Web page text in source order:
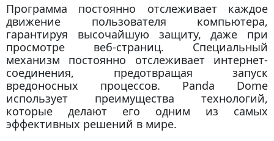
Программа постоянно отслеживает каждое
движение пользователя компьютера,
гарантируя высочайшую защиту, даже при
просмотре веб-страниц. Специальный
механизм постоянно отслеживает интернет-
соединения, предотвращая запуск
вредоносных процессов. Panda Dome
использует преимущества технологий,
которые делают его одним из самых
эффективных решений в мире.